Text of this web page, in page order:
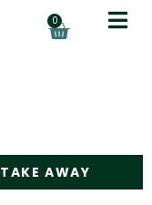
0
TAKE AWAY